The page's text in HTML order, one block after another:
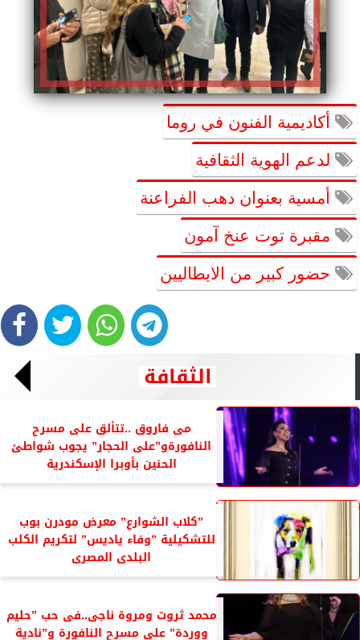
أكاديمية الفنون في روما
لدعم الهوية الثقافية
أمسية بعنوان دهب الفراعنة
مقبرة توت عنخ آمون
حضور كبير من الايطاليين
الثقافة
مى فاروق ..تتألق على مسرح
النافورةو”على الحجار” يجوب شواطئ
الحنين بأوبرا الإسكندرية
”كلاب الشوارع” معرض مودرن بوب
للتشكيلية ”وفاء ياديس” لتكريم الكلب
البلدى المصرى
محمد ثروت ومروة ناجى..فى حب ”حليم
ووردة” على مسرح النافورة و”نادية